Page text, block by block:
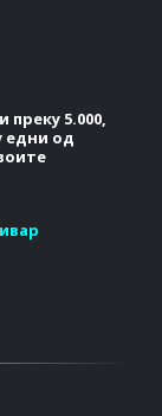
5.000,
едни од